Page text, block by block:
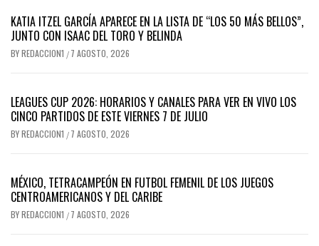
KATIA ITZEL GARCÍA APARECE EN LA LISTA DE “LOS 50 MÁS BELLOS”,
JUNTO CON ISAAC DEL TORO Y BELINDA
BYREDACCION1 / 7 AGOSTO, 2026
LEAGUES CUP 2026: HORARIOS Y CANALES PARA VER EN VIVO LOS
CINCO PARTIDOS DE ESTE VIERNES 7 DE JULIO
BYREDACCION1 / 7 AGOSTO, 2026
MÉXICO, TETRACAMPEÓN EN FUTBOL FEMENIL DE LOS JUEGOS
CENTROAMERICANOS Y DEL CARIBE
BYREDACCION1 / 7 AGOSTO, 2026